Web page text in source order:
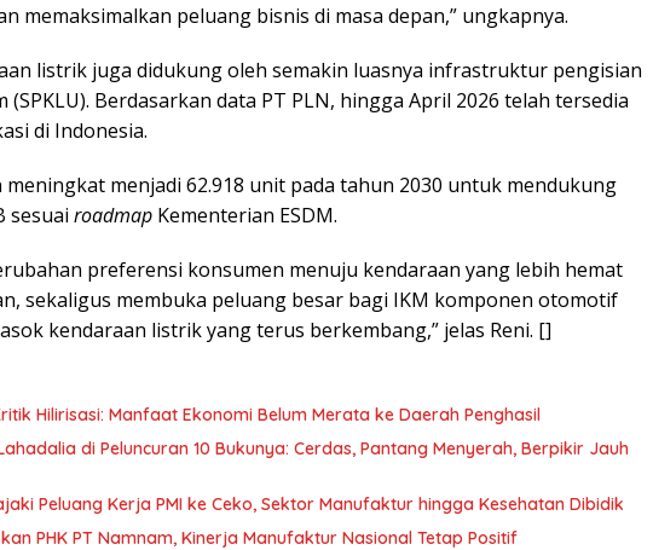
memaksimalkan peluang bisnis di masa depan,” ungkapnya.
listrik juga didukung oleh semakin luasnya infrastruktur pengisian
Berdasarkan data PT PLN, hingga April 2026 telah tersedia
di Indonesia.
menjadi 62.918 unit pada tahun 2030 untuk mendukung
sesuai roadmap Kementerian ESDM.
preferensi konsumen menuju kendaraan yang lebih hemat
sekaligus membuka peluang besar bagi IKM komponen otomotif
kendaraan listrik yang terus berkembang,” jelas Reni. []
Hilirisasi: Manfaat Ekonomi Belum Merata ke Daerah Penghasil
di Peluncuran 10 Bukunya: Cerdas, Pantang Menyerah, Berpikir Jauh
Peluang Kerja PMI ke Ceko, Sektor Manufaktur hingga Kesehatan Dibidik
PHK PT Namnam, Kinerja Manufaktur Nasional Tetap Positif